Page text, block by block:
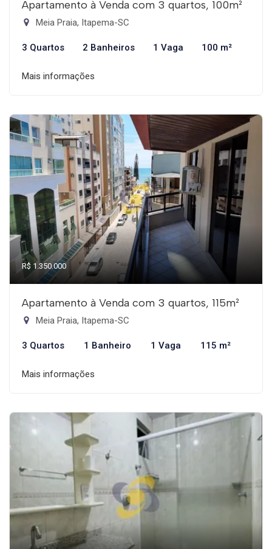
Apartamento à Venda com 3 quartos, 100m²
Meia Praia, Itapema-SC
3 Quartos 2 Banheiros 1 Vaga 100 m²
Mais informações
R$ 1.350.000
Apartamento à Venda com 3 quartos, 115m²
Meia Praia, Itapema-SC
3 Quartos 1 Banheiro 1 Vaga 115 m²
Mais informações